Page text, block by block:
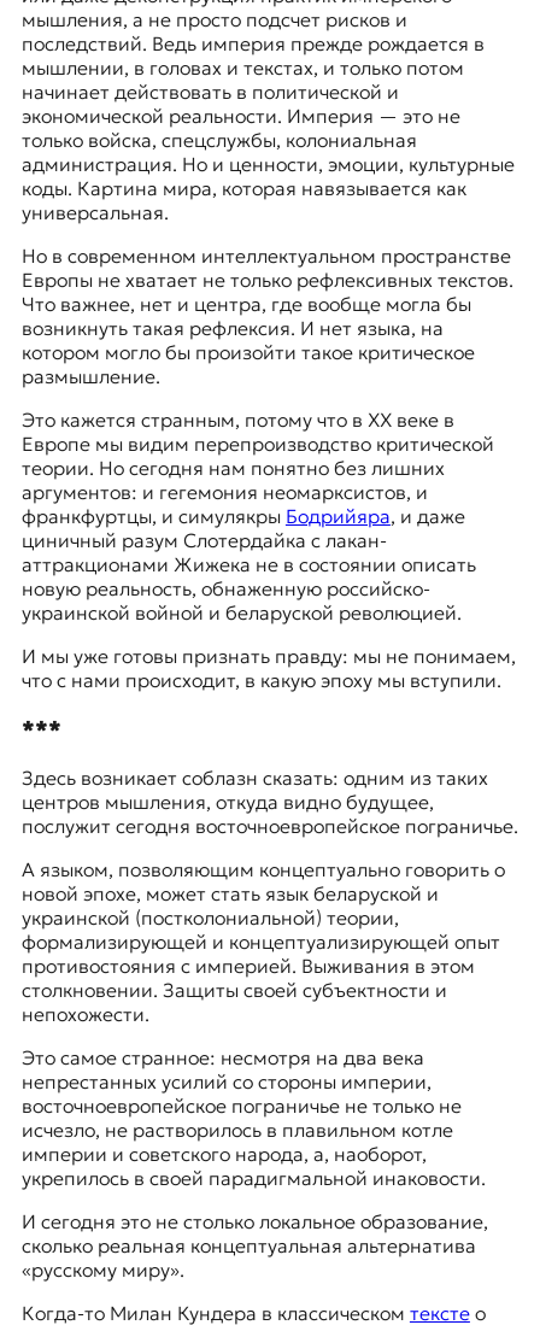
мышления, а не просто подсчет рисков и
последствий. Ведь империя прежде рождается в
мышлении, в головах и текстах, и только потом
начинает действовать в политической и
экономической реальности. Империя — это не
только войска, спецслужбы, колониальная
администрация. Но и ценности, эмоции, культурные
коды. Картина мира, которая навязывается как
универсальная.
Но в современном интеллектуальном пространстве
Европы не хватает не только рефлексивных текстов.
Что важнее, нет и центра, где вообще могла бы
возникнуть такая рефлексия. И нет языка, на
котором могло бы произойти такое критическое
размышление.
Это кажется странным, потому что в ХХ веке в
Европе мы видим перепроизводство критической
теории. Но сегодня нам понятно без лишних
аргументов: и гегемония неомарксистов, и
франкфуртцы, и симулякры Бодрийяра, и даже
циничный разум Слотердайка с лакан-
аттракционами Жижека не в состоянии описать
новую реальность, обнаженную российско-
украинской войной и беларуской революцией.
И мы уже готовы признать правду: мы не понимаем,
что с нами происходит, в какую эпоху мы вступили.
***
Здесь возникает соблазн сказать: одним из таких
центров мышления, откуда видно будущее,
послужит сегодня восточноевропейское пограничье.
А языком, позволяющим концептуально говорить о
новой эпохе, может стать язык беларуской и
украинской (постколониальной) теории,
формализирующей и концептуализирующей опыт
противостояния с империей. Выживания в этом
столкновении. Защиты своей субъектности и
непохожести.
Это самое странное: несмотря на два века
непрестанных усилий со стороны империи,
восточноевропейское пограничье не только не
исчезло, не растворилось в плавильном котле
империи и советского народа, а, наоборот,
укрепилось в своей парадигмальной инаковости.
И сегодня это не столько локальное образование,
сколько реальная концептуальная альтернатива
«русскому миру».
Когда-то Милан Кундера в классическом текстео